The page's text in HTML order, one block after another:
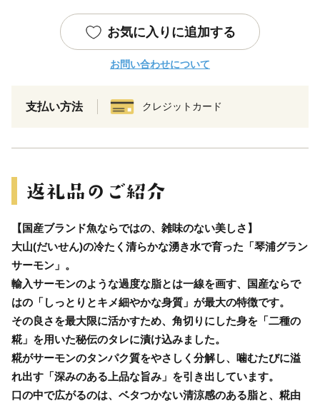
お気に入りに追加する
お問い合わせについて
支払い方法 クレジットカード
【国産ブランド魚ならではの、雑味のない美しさ】
大山(だいせん)の冷たく清らかな湧き水で育った「琴浦グラン
サーモン」。
輸入サーモンのような過度な脂とは一線を画す、国産ならで
はの「しっとりとキメ細やかな身質」が最大の特徴です。
その良さを最大限に活かすため、角切りにした身を「二種の
糀」を用いた秘伝のタレに漬け込みました。
糀がサーモンのタンパク質をやさしく分解し、噛むたびに溢
れ出す「深みのある上品な旨み」を引き出しています。
口の中で広がるのは、ベタつかない清涼感のある脂と、糀由